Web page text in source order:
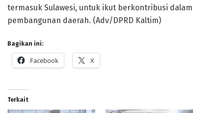
termasuk Sulawesi, untuk ikut berkontribusi dalam
pembangunan daerah. (Adv/DPRD Kaltim)
Bagikan ini:
Facebook X
Terkait